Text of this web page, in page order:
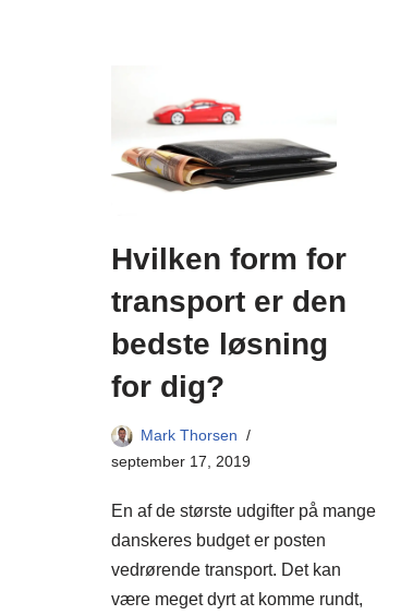
Hvilken form for
transport er den
bedste løsning
for dig?
Mark Thorsen
september 17, 2019
En af de største udgifter på mange
danskeres budget er posten
vedrørende transport. Det kan
være meget dyrt at komme rundt,